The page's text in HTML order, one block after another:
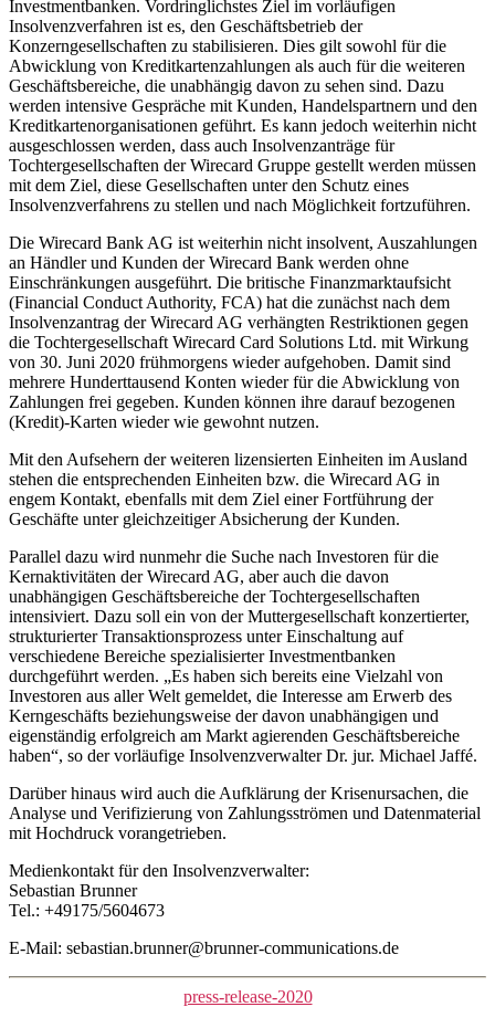
Investmentbanken. Vordringlichstes Ziel im vorläufigen
Insolvenzverfahren ist es, den Geschäftsbetrieb der
Konzerngesellschaften zu stabilisieren. Dies gilt sowohl für die
Abwicklung von Kreditkartenzahlungen als auch für die weiteren
Geschäftsbereiche, die unabhängig davon zu sehen sind. Dazu
werden intensive Gespräche mit Kunden, Handelspartnern und den
Kreditkartenorganisationen geführt. Es kann jedoch weiterhin nicht
ausgeschlossen werden, dass auch Insolvenzanträge für
Tochtergesellschaften der Wirecard Gruppe gestellt werden müssen
mit dem Ziel, diese Gesellschaften unter den Schutz eines
Insolvenzverfahrens zu stellen und nach Möglichkeit fortzuführen.
Die Wirecard Bank AG ist weiterhin nicht insolvent, Auszahlungen
an Händler und Kunden der Wirecard Bank werden ohne
Einschränkungen ausgeführt. Die britische Finanzmarktaufsicht
(Financial Conduct Authority, FCA) hat die zunächst nach dem
Insolvenzantrag der Wirecard AG verhängten Restriktionen gegen
die Tochtergesellschaft Wirecard Card Solutions Ltd. mit Wirkung
von 30. Juni 2020 frühmorgens wieder aufgehoben. Damit sind
mehrere Hunderttausend Konten wieder für die Abwicklung von
Zahlungen frei gegeben. Kunden können ihre darauf bezogenen
(Kredit)-Karten wieder wie gewohnt nutzen.
Mit den Aufsehern der weiteren lizensierten Einheiten im Ausland
stehen die entsprechenden Einheiten bzw. die Wirecard AG in
engem Kontakt, ebenfalls mit dem Ziel einer Fortführung der
Geschäfte unter gleichzeitiger Absicherung der Kunden.
Parallel dazu wird nunmehr die Suche nach Investoren für die
Kernaktivitäten der Wirecard AG, aber auch die davon
unabhängigen Geschäftsbereiche der Tochtergesellschaften
intensiviert. Dazu soll ein von der Muttergesellschaft konzertierter,
strukturierter Transaktionsprozess unter Einschaltung auf
verschiedene Bereiche spezialisierter Investmentbanken
durchgeführt werden. „Es haben sich bereits eine Vielzahl von
Investoren aus aller Welt gemeldet, die Interesse am Erwerb des
Kerngeschäfts beziehungsweise der davon unabhängigen und
eigenständig erfolgreich am Markt agierenden Geschäftsbereiche
haben“, so der vorläufige Insolvenzverwalter Dr. jur. Michael Jaffé.
Darüber hinaus wird auch die Aufklärung der Krisenursachen, die
Analyse und Verifizierung von Zahlungsströmen und Datenmaterial
mit Hochdruck vorangetrieben.
Medienkontakt für den Insolvenzverwalter:
Sebastian Brunner
Tel.: +49175/5604673
E-Mail: sebastian.brunner@brunner-communications.de
Kategorien
press-release-2020